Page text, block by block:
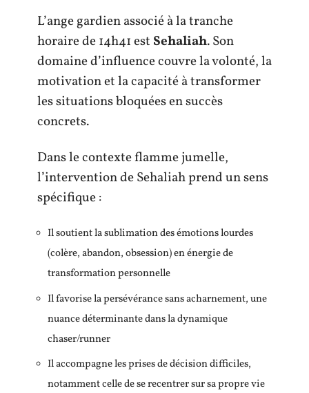
L’ange gardien associé à la tranche
horaire de 14h41 est Sehaliah. Son
domaine d’influence couvre la volonté, la
motivation et la capacité à transformer
les situations bloquées en succès
concrets.
Dans le contexte flamme jumelle,
l’intervention de Sehaliah prend un sens
spécifique :
Il soutient la sublimation des émotions lourdes
(colère, abandon, obsession) en énergie de
transformation personnelle
Il favorise la persévérance sans acharnement, une
nuance déterminante dans la dynamique
chaser/runner
Il accompagne les prises de décision difficiles,
notamment celle de se recentrer sur sa propre vie